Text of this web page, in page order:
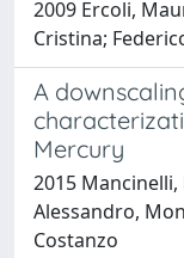
2009 Ercoli,
Cristina;
A
Mercury
2015
Alessandro,
Costanzo